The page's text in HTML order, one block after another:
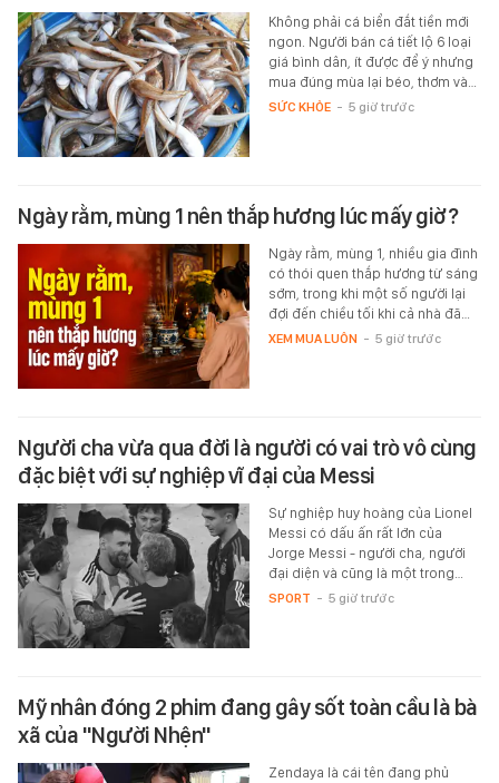
Không phải cá biển đắt tiền mới
ngon. Người bán cá tiết lộ 6 loại
giá bình dân, ít được để ý nhưng
mua đúng mùa lại béo, thơm và…
SỨC KHỎE - 5 giờ trước
Ngày rằm, mùng 1 nên thắp hương lúc mấy giờ?
Ngày rằm, mùng 1, nhiều gia đình
có thói quen thắp hương từ sáng
sớm, trong khi một số người lại
đợi đến chiều tối khi cả nhà đã…
XEM MUA LUÔN - 5 giờ trước
Người cha vừa qua đời là người có vai trò vô cùng
đặc biệt với sự nghiệp vĩ đại của Messi
Sự nghiệp huy hoàng của Lionel
Messi có dấu ấn rất lớn của
Jorge Messi - người cha, người
đại diện và cũng là một trong…
SPORT - 5 giờ trước
Mỹ nhân đóng 2 phim đang gây sốt toàn cầu là bà
xã của "Người Nhện"
Zendaya là cái tên đang phủ